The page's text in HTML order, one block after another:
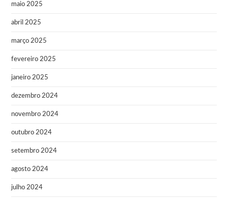
maio 2025
abril 2025
março 2025
fevereiro 2025
janeiro 2025
dezembro 2024
novembro 2024
outubro 2024
setembro 2024
agosto 2024
julho 2024